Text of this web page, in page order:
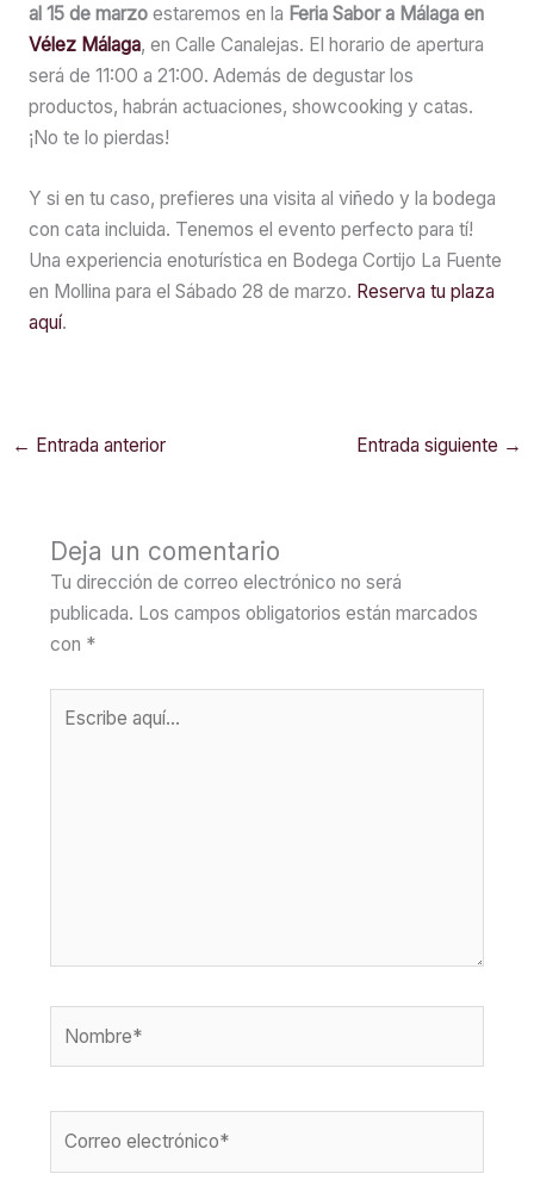
al 15 de marzoestaremos en la Feria Sabor a Málaga en
Vélez Málaga, en Calle Canalejas. El horario de apertura
será de 11:00 a 21:00. Además de degustar los
productos, habrán actuaciones, showcooking y catas.
¡No te lo pierdas!
Y si en tu caso, prefieres una visita al viñedo y la bodega
con cata incluida. Tenemos el evento perfecto para tí!
Una experiencia enoturística en Bodega Cortijo La Fuente
en Mollina para el Sábado 28 de marzo. Reserva tu plaza
aquí.
← Entrada anterior Entrada siguiente →
Deja un comentario
Tu dirección de correo electrónico no será
publicada. Los campos obligatorios están marcados
con *